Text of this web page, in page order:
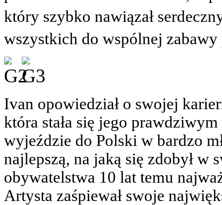
który szybko nawiązał
wszystkich do wspólnej
Ivan opowiedział o swojej
która stała się jego
wyjeździe do Polski w bardzo
najlepszą, na jaką się zdobył
obywatelstwa 10 lat temu
Artysta zaśpiewał swoje